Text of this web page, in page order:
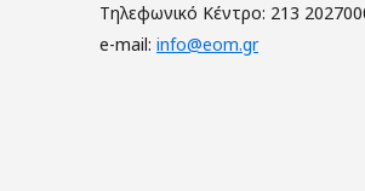
Τηλεφωνικό Κέντρο: 213
e-mail: info@eom.gr